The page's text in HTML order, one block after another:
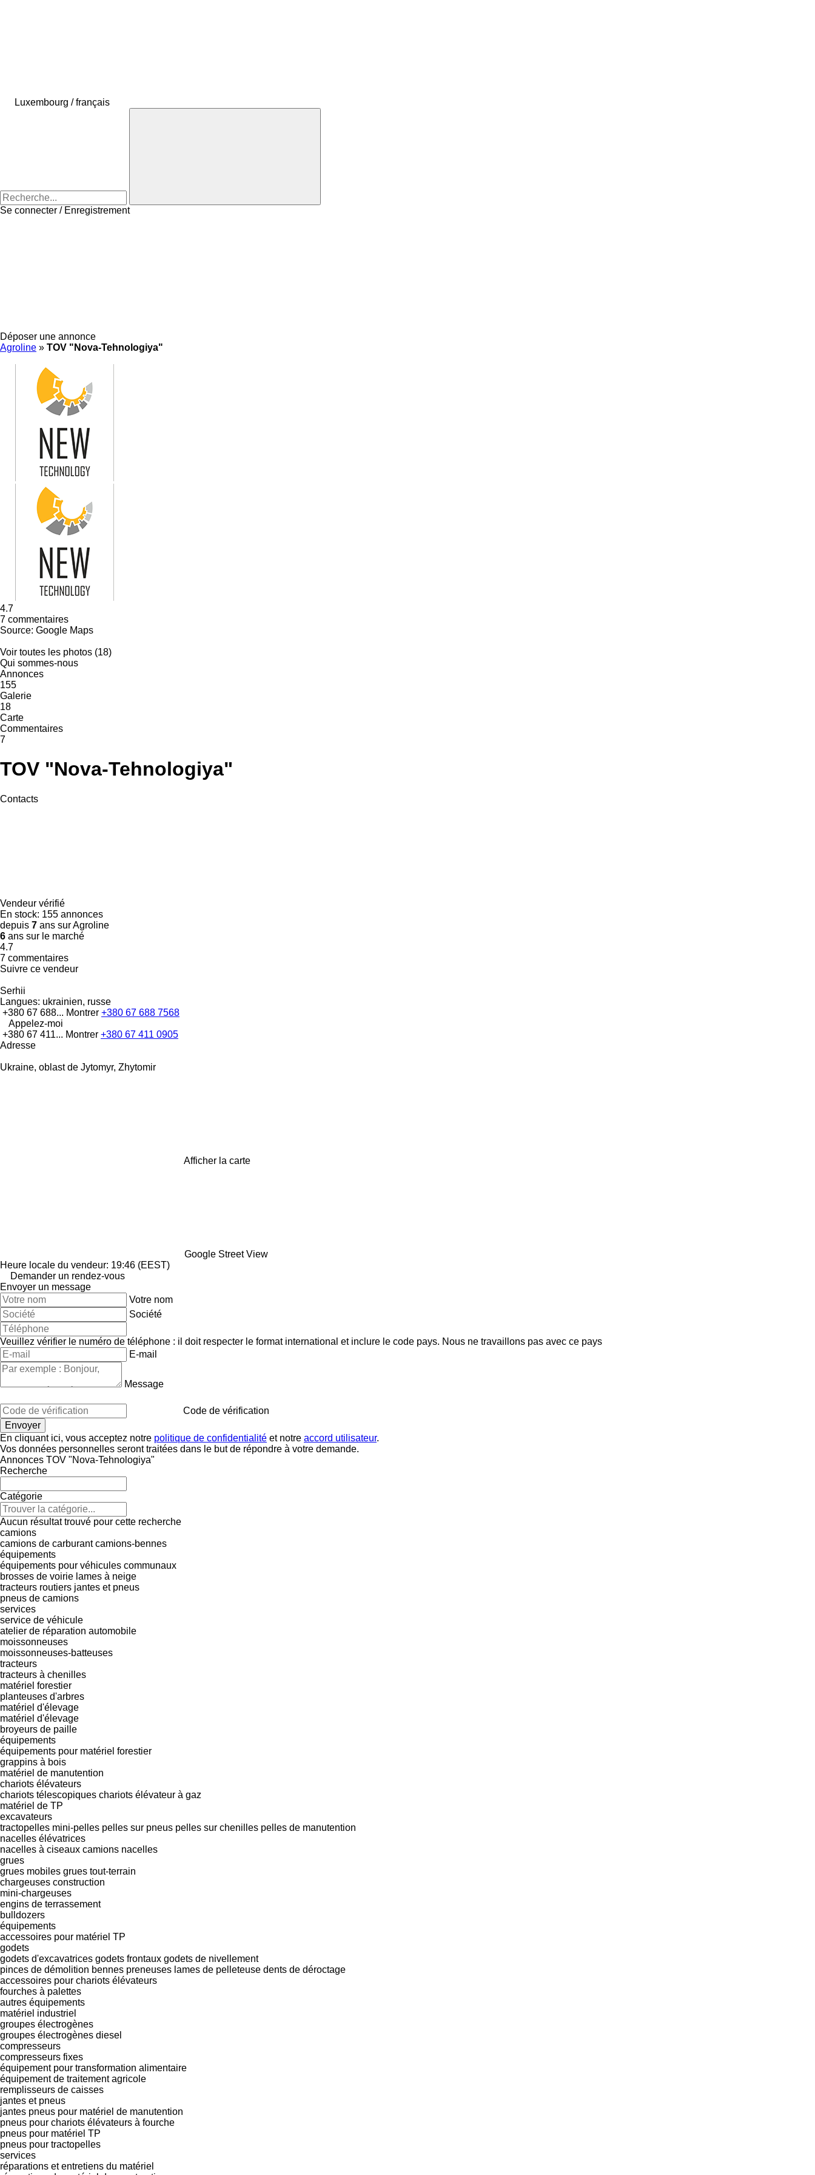
Luxembourg / français
Se connecter / Enregistrement
Déposer une annonce
Agroline » TOV "Nova-Tehnologiya"
4.7
7 commentaires
Source: Google Maps
Voir toutes les photos (18)
Qui sommes-nous
Annonces
155
Galerie
18
Carte
Commentaires
7
TOV "Nova-Tehnologiya"
Contacts
Vendeur vérifié
En stock: 155 annonces
depuis 7 ans sur Agroline
6 ans sur le marché
4.7
7 commentaires
Suivre ce vendeur
Serhii
Langues: ukrainien, russe
+380 67 688... Montrer +380 67 688 7568
Appelez-moi
+380 67 411... Montrer +380 67 411 0905
Adresse
Ukraine, oblast de Jytomyr, Zhytomir
Afficher la carte
Google Street View
Heure locale du vendeur: 19:46 (EEST)
Demander un rendez-vous
Envoyer un message
Votre nom
Société
Veuillez vérifier le numéro de téléphone : il doit respecter le format international et inclure le code pays. Nous ne travaillons pas avec ce pays
E-mail
Message
Code de vérification
En cliquant ici, vous acceptez notre politique de confidentialité et notre accord utilisateur.
Vos données personnelles seront traitées dans le but de répondre à votre demande.
Annonces TOV "Nova-Tehnologiya"
Recherche
Catégorie
Aucun résultat trouvé pour cette recherche
camions
camions de carburant camions-bennes
équipements
équipements pour véhicules communaux
brosses de voirie lames à neige
tracteurs routiers jantes et pneus
pneus de camions
services
service de véhicule
atelier de réparation automobile
moissonneuses
moissonneuses-batteuses
tracteurs
tracteurs à chenilles
matériel forestier
planteuses d'arbres
matériel d'élevage
matériel d'élevage
broyeurs de paille
équipements
équipements pour matériel forestier
grappins à bois
matériel de manutention
chariots élévateurs
chariots télescopiques chariots élévateur à gaz
matériel de TP
excavateurs
tractopelles mini-pelles pelles sur pneus pelles sur chenilles pelles de manutention
nacelles élévatrices
nacelles à ciseaux camions nacelles
grues
grues mobiles grues tout-terrain
chargeuses construction
mini-chargeuses
engins de terrassement
bulldozers
équipements
accessoires pour matériel TP
godets
godets d'excavatrices godets frontaux godets de nivellement
pinces de démolition bennes preneuses lames de pelleteuse dents de déroctage
accessoires pour chariots élévateurs
fourches à palettes
autres équipements
matériel industriel
groupes électrogènes
groupes électrogènes diesel
compresseurs
compresseurs fixes
équipement pour transformation alimentaire
équipement de traitement agricole
remplisseurs de caisses
jantes et pneus
jantes pneus pour matériel de manutention
pneus pour chariots élévateurs à fourche
pneus pour matériel TP
pneus pour tractopelles
services
réparations et entretiens du matériel